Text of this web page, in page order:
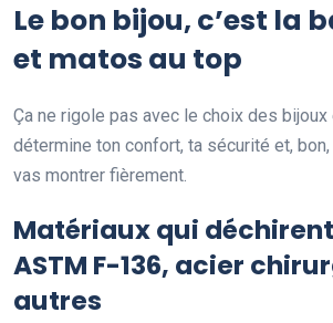
Le bon bijou, c’est la
et matos au top
Ça ne rigole pas avec le choix des bijoux
détermine ton confort, ta sécurité et, bon,
vas montrer fièrement.
Matériaux qui
ASTM F-136, acier
autres